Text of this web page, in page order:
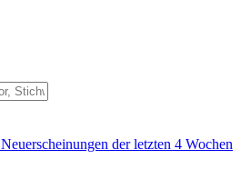
Neuerscheinungen der letzten 4 Wochen